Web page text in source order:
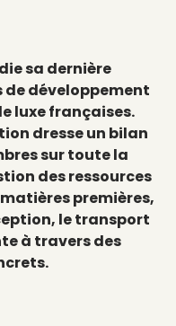
sa dernière
développement
luxe françaises.
dresse un bilan
sur toute la
des ressources
premières,
le transport
à travers des